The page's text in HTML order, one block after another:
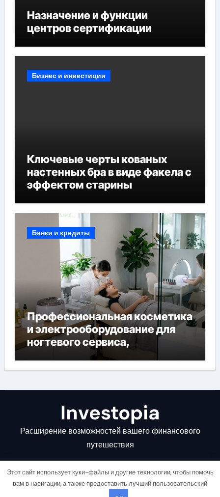
Назначение и функции
центров сертификации
Бизнес и инвестиции
Ключевые черты кованых
настенных бра в виде факела с
эффектом старины
Банки и кредиты
Профессиональная косметика
и электрооборудование для
ногтевого сервиса,
наращивания ресниц и
депиляции
Investopia
Расширение возможностей вашего финансового
путешествия
Этот сайт использует куки-файлы и другие технологии, чтобы помочь
вам в навигации, а также предоставить лучший пользовательский